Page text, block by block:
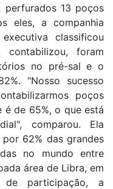
perfurados 13 poços
eles, a companhia
classificou
contabilizou, foram
no pré-sal e o
"Nosso sucesso
poços
de 65%, o que está
comparou. Ela
62% das grandes
no mundo entre
área de Libra, em
participação, a